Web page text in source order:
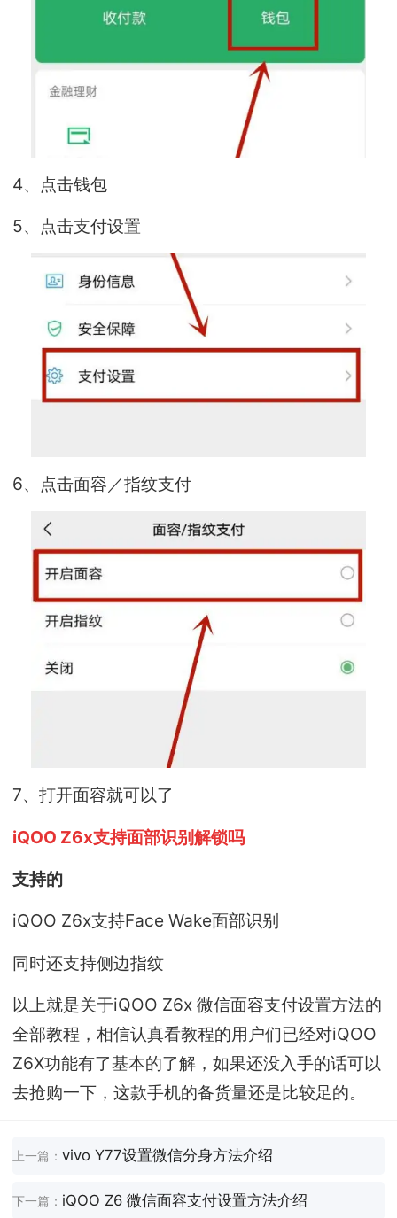
4、点击钱包
5、点击支付设置
6、点击面容／指纹支付
7、打开面容就可以了
iQOO Z6x支持面部识别解锁吗
支持的
iQOO Z6x支持Face Wake面部识别
同时还支持侧边指纹
以上就是关于iQOO Z6x 微信面容支付设置方法的
全部教程，相信认真看教程的用户们已经对iQOO
Z6X功能有了基本的了解，如果还没入手的话可以
去抢购一下，这款手机的备货量还是比较足的。
上一篇：vivo Y77设置微信分身方法介绍
下一篇： iQOO Z6 微信面容支付设置方法介绍